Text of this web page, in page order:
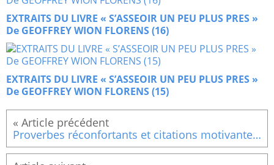
EXTRAITS DU LIVRE « S’ASSEOIR UN PEU PLUS PRES »
De GEOFFREY WION FLORENS (16)
EXTRAITS DU LIVRE « S’ASSEOIR UN PEU PLUS PRES »
De GEOFFREY WION FLORENS (15)
Proverbes réconfortants et citations motivantes (3)